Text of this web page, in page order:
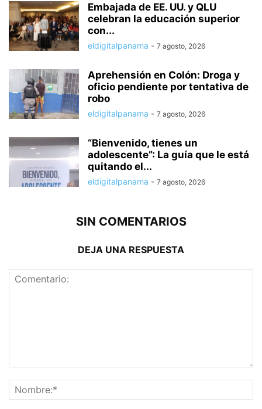
Embajada de EE. UU. y QLU
celebran la educación superior
con...
eldigitalpanama - 7 agosto, 2026
Aprehensión en Colón: Droga y
oficio pendiente por tentativa de
robo
eldigitalpanama - 7 agosto, 2026
“Bienvenido, tienes un
adolescente”: La guía que le está
quitando el...
eldigitalpanama - 7 agosto, 2026
SIN COMENTARIOS
DEJA UNA RESPUESTA